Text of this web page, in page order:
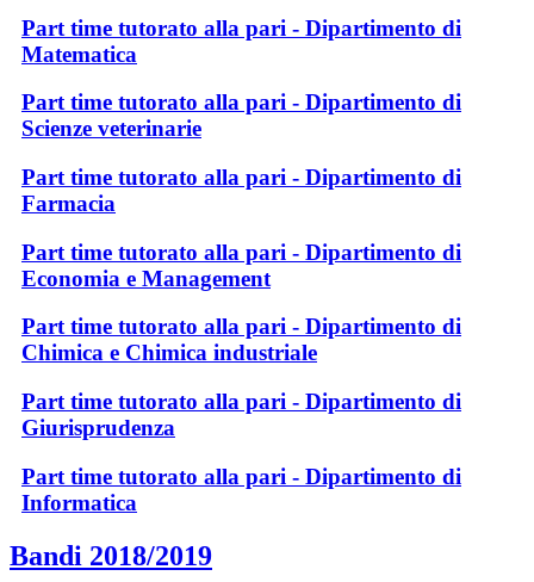
Part time tutorato alla pari - Dipartimento di
Matematica
Part time tutorato alla pari - Dipartimento di
Scienze veterinarie
Part time tutorato alla pari - Dipartimento di
Farmacia
Part time tutorato alla pari - Dipartimento di
Economia e Management
Part time tutorato alla pari - Dipartimento di
Chimica e Chimica industriale
Part time tutorato alla pari - Dipartimento di
Giurisprudenza
Part time tutorato alla pari - Dipartimento di
Informatica
Bandi 2018/2019